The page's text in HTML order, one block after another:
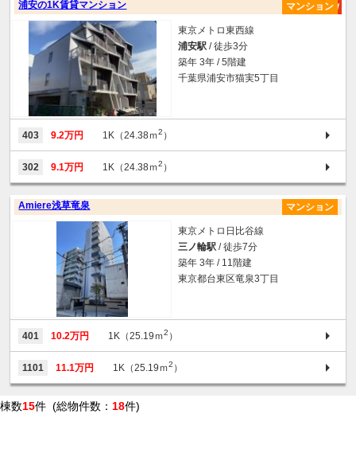
浦安の1K賃貸マンション マンション
東京メトロ東西線
浦安駅 / 徒歩3分
築年 3年 / 5階建
千葉県浦安市猫実5丁目
403 9.2万円 1K（24.38ｍ2 ）
302 9.1万円 1K（24.38ｍ2 ）
Amiere浅草竜泉 マンション
東京メトロ日比谷線
三ノ輪駅 / 徒歩7分
築年 3年 / 11階建
東京都台東区竜泉3丁目
401 10.2万円 1K（25.19ｍ2 ）
1101 11.1万円 1K（25.19ｍ2 ）
棟数15件 (総物件数： 18件)